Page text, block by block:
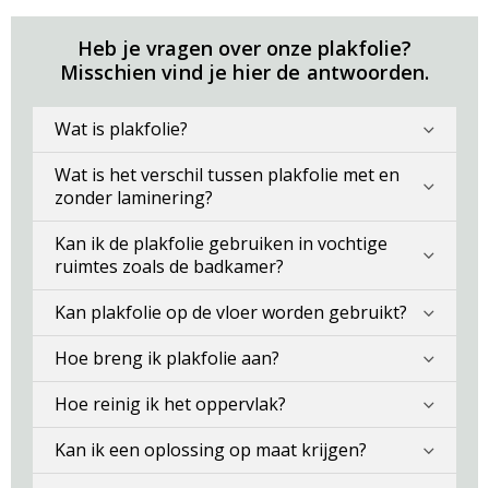
Heb je vragen over onze plakfolie?
Misschien vind je hier de antwoorden.
Wat is plakfolie?
Wat is het verschil tussen plakfolie met en
zonder laminering?
Kan ik de plakfolie gebruiken in vochtige
ruimtes zoals de badkamer?
Kan plakfolie op de vloer worden gebruikt?
Hoe breng ik plakfolie aan?
Hoe reinig ik het oppervlak?
Kan ik een oplossing op maat krijgen?